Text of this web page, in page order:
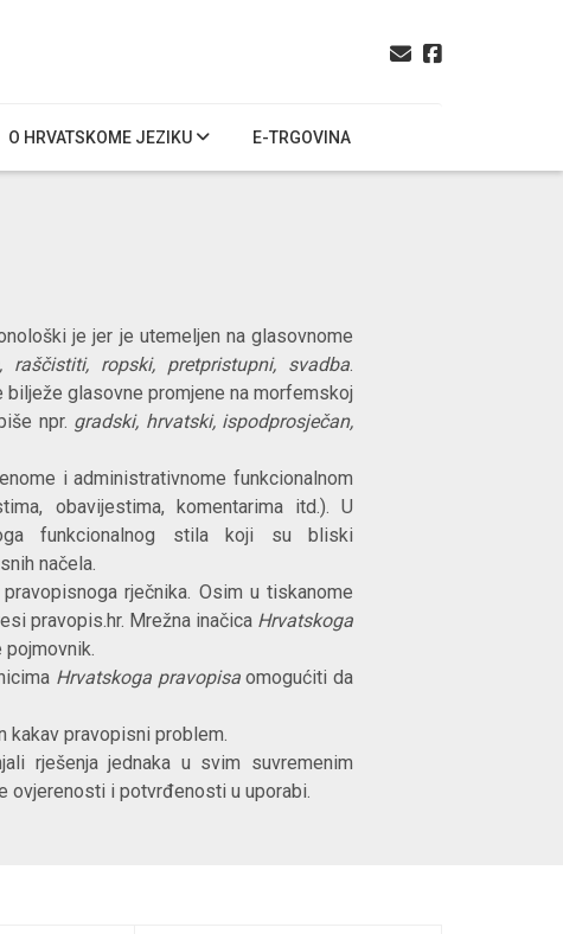
O HRVATSKOME JEZIKU E-TRGOVINA
je jer je utemeljen na glasovnome
raščistiti, ropski, pretpristupni, svadba.
glasovne promjene na morfemskoj
npr. gradski, hrvatski, ispodprosječan,
i administrativnome funkcionalnom
obavijestima, komentarima itd.). U
funkcionalnog stila koji su bliski
načela.
rječnika. Osim u tiskanome
pravopis.hr. Mrežna inačica Hrvatskoga
Hrvatskoga pravopisaomogućiti da
kakav pravopisni problem.
rješenja jednaka u svim suvremenim
ovjerenosti i potvrđenosti u uporabi.